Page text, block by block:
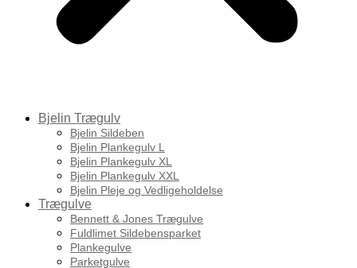
Bjelin Trægulv
Bjelin Sildeben
Bjelin Plankegulv L
Bjelin Plankegulv XL
Bjelin Plankegulv XXL
Bjelin Pleje og Vedligeholdelse
Trægulve
Bennett & Jones Trægulve
Fuldlimet Sildebensparket
Plankegulve
Parketgulve